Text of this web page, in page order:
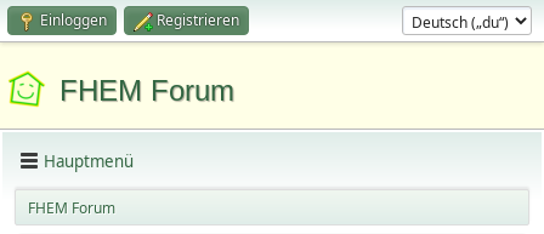
Einloggen Registrieren
FHEM Forum
Hauptmenü
FHEM Forum